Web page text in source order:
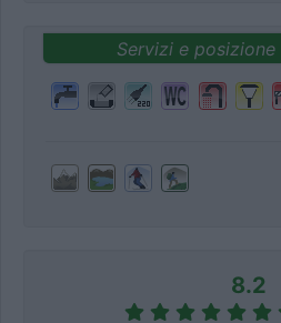
Servizi e posizione
8.2